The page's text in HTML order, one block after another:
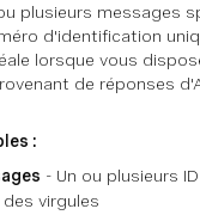
plusieurs messages
d'identification
lorsque vous
de réponses
:
- Un ou plusieurs
virgules